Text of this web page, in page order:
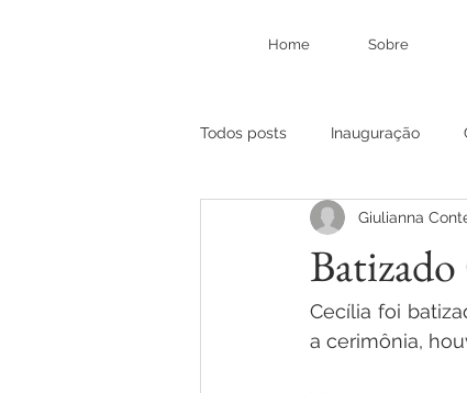
Home Sobre
Todos posts Inauguração
Giulianna
Cecília foi
a cerimônia,